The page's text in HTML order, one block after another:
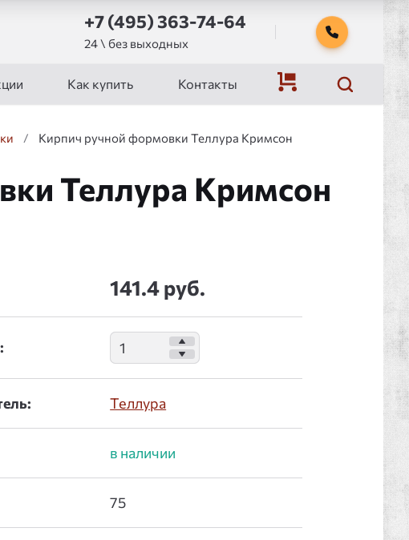
+7 (495) 363-74-64
24 \ без выходных
Как купить Контакты
/ Кирпич ручной формовки Теллура Кримсон
Теллура Кримсон
141.4 руб.
Теллура